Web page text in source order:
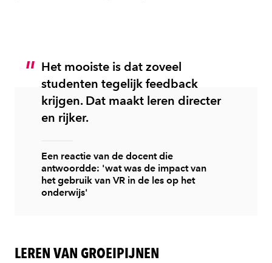
Het mooiste is dat zoveel
studenten tegelijk feedback
krijgen. Dat maakt leren directer
en rijker.
Een reactie van de docent die
antwoordde: 'wat was de impact van
het gebruik van VR in de les op het
onderwijs'
LEREN VAN GROEIPIJNEN